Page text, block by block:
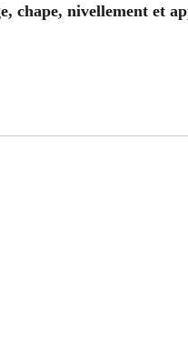
chape, nivellement et